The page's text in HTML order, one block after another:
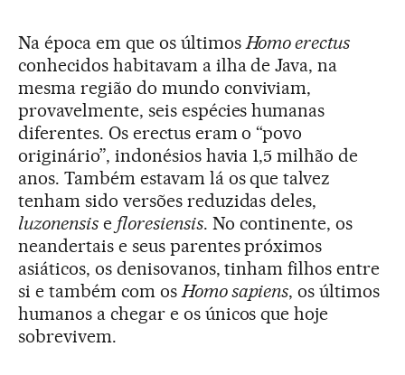
Na época em que os últimos Homo erectus
conhecidos habitavam a ilha de Java, na
mesma região do mundo conviviam,
provavelmente, seis espécies humanas
diferentes. Os erectus eram o “povo
originário”, indonésios havia 1,5 milhão de
anos. Também estavam lá os que talvez
tenham sido versões reduzidas deles,
luzonensise floresiensis. No continente, os
neandertais e seus parentes próximos
asiáticos, os denisovanos, tinham filhos entre
si e também com os Homo sapiens, os últimos
humanos a chegar e os únicos que hoje
sobrevivem.